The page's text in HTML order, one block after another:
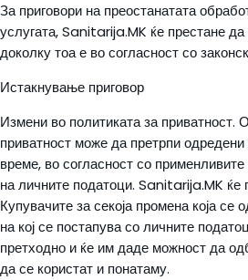
За приговори на преостанатата
услугата, Sanitarija.MK ќе престане
доколку тоа е во согласност со
Истакнување приговор
Измени во политиката за приватност.
приватност може да претрпи
време, во согласност со
на личните податоци. Sanitarija.MK ќе
Купувачите за секоја промена која се
на кој се постапува со личните
претходно и ќе им даде можност да
да се користат и понатаму.